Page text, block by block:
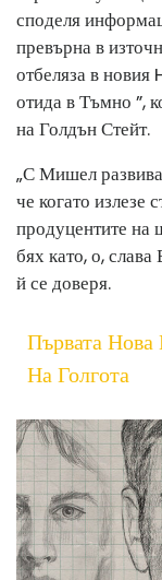
споделя
превърна в
отбеляза в
отида в Тъмно ”,
на Голдън Стейт.
„С Мишел
че когато излезе
продуцентите на
бях като, о,
й се доверя.
Първата
На Голгота